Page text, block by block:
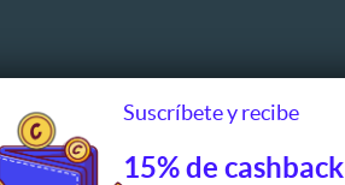
Suscríbete y recibe
15% de cashback